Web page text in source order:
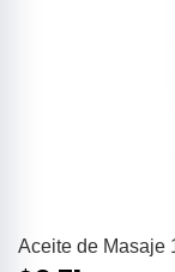
Aceite de Masaje